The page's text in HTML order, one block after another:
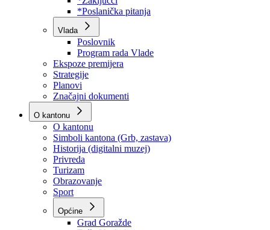
Zakoni
*Odluke
*Zaključci
*Poslanička pitanja
Vlada
Poslovnik
Program rada Vlade
Ekspoze premijera
Strategije
Planovi
Značajni dokumenti
O kantonu
O kantonu
Simboli kantona (Grb, zastava)
Historija (digitalni muzej)
Privreda
Turizam
Obrazovanje
Sport